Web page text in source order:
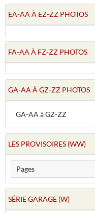
EA-AA À EZ-ZZ PHOTOS
FA-AA À FZ-ZZ PHOTOS
GA-AA À GZ-ZZ PHOTOS
GA-AA à GZ-ZZ
LES PROVISOIRES (WW)
SÉRIE GARAGE (W)